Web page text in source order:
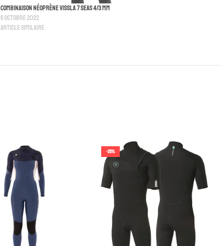
Combinaison Néoprène Vissla 7 seas 4/3 mm
6 octobre 2022
Article similaire
-25%